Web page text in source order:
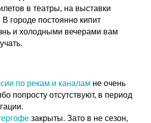
в театры, на выставки
городе постоянно кипит
и холодными вечерами вам
по рекам и каналам не очень
попросту отсутствуют, в период
закрыты. Зато в не сезон,